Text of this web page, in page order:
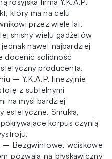
który ma na celu
przez wiele lat.
shishy wielu gadżetów
nawet najbardziej
docenić solidność
producenta.
– Y.K.A.P. finezyjnie
z subtelnymi
na myśl bardziej
estetyczne. Smukła,
korpus czynią
– Bezgwintowe, wciskowe
pozwala na błyskawiczny